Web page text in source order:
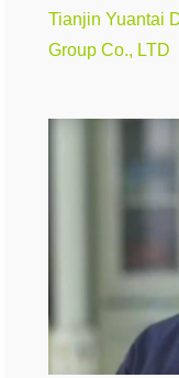
Tianjin Yuantai
Group Co., LTD